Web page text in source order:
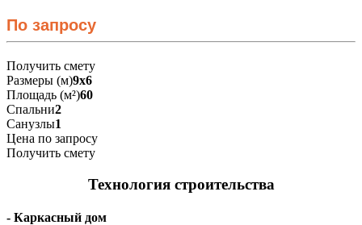
По запросу
Получить смету
Размеры (м)9х6
Площадь (м²)60
Спальни2
Санузлы1
Цена по запросу
Получить смету
Технология строительства
- Каркасный дом